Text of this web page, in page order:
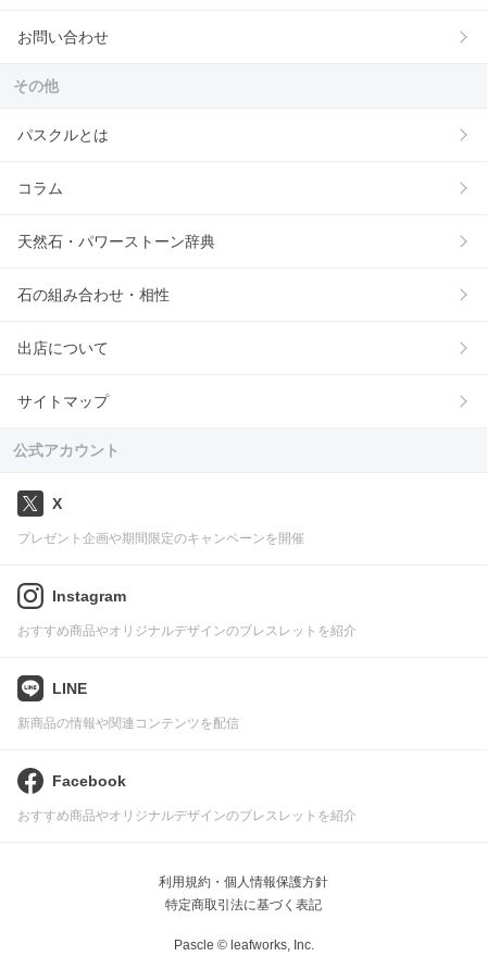
お問い合わせ
その他
パスクルとは
コラム
天然石・パワーストーン辞典
石の組み合わせ・相性
出店について
サイトマップ
公式アカウント
X
プレゼント企画や期間限定のキャンペーンを開催
Instagram
おすすめ商品やオリジナルデザインのブレスレットを紹介
LINE
新商品の情報や関連コンテンツを配信
Facebook
おすすめ商品やオリジナルデザインのブレスレットを紹介
利用規約・個人情報保護方針
特定商取引法に基づく表記
Pascle © leafworks, Inc.